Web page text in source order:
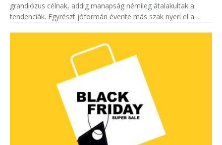
grandiózus célnak, addig manapság némileg átalakultak a
tendenciák. Egyrészt jóformán évente más szak nyeri el a